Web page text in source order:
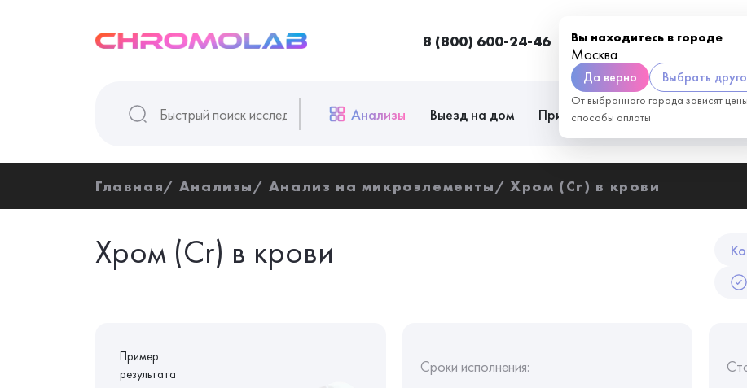
8 (800) 600-24-46 Вы находитесь в городе
Москва
Да верно Выбрать
От выбранного города зависят
способы оплаты
Москва
Анализы Выезд на дом Приём врачей
Главная Анализы Анализ на микроэлементы Хром (Cr) в крови
Хром (Cr) в крови
Пример
результата
Сроки исполнения: